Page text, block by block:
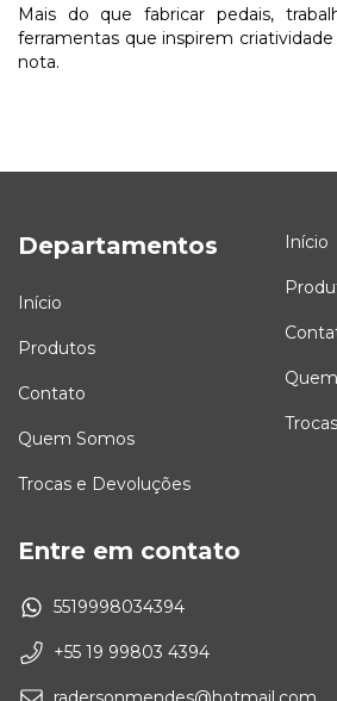
Mais do que fabricar pedais,
ferramentas que inspirem
nota.
Departamentos
Início
Produtos
Contato
Quem Somos
Trocas e Devoluções
Início
Entre em contato
5519998034394
+55 19 99803 4394